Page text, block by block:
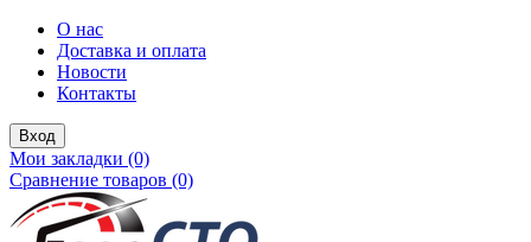
О нас
Доставка и оплата
Новости
Контакты
Вход
Мои закладки (0)
Сравнение товаров (0)